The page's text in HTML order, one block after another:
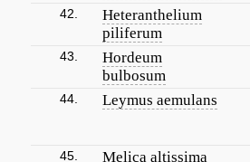
42.
Heteranthelium
piliferum
43.
Hordeum
bulbosum
44. Leymus aemulans
45. Melica altissima